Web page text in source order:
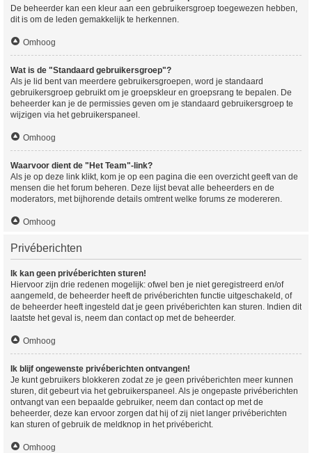
De beheerder kan een kleur aan een gebruikersgroep toegewezen hebben,
dit is om de leden gemakkelijk te herkennen.
Omhoog
Wat is de "Standaard gebruikersgroep"?
Als je lid bent van meerdere gebruikersgroepen, word je standaard
gebruikersgroep gebruikt om je groepskleur en groepsrang te bepalen. De
beheerder kan je de permissies geven om je standaard gebruikersgroep te
wijzigen via het gebruikerspaneel.
Omhoog
Waarvoor dient de "Het Team"-link?
Als je op deze link klikt, kom je op een pagina die een overzicht geeft van de
mensen die het forum beheren. Deze lijst bevat alle beheerders en de
moderators, met bijhorende details omtrent welke forums ze modereren.
Omhoog
Privéberichten
Ik kan geen privéberichten sturen!
Hiervoor zijn drie redenen mogelijk: ofwel ben je niet geregistreerd en/of
aangemeld, de beheerder heeft de privéberichten functie uitgeschakeld, of
de beheerder heeft ingesteld dat je geen privéberichten kan sturen. Indien dit
laatste het geval is, neem dan contact op met de beheerder.
Omhoog
Ik blijf ongewenste privéberichten ontvangen!
Je kunt gebruikers blokkeren zodat ze je geen privéberichten meer kunnen
sturen, dit gebeurt via het gebruikerspaneel. Als je ongepaste privéberichten
ontvangt van een bepaalde gebruiker, neem dan contact op met de
beheerder, deze kan ervoor zorgen dat hij of zij niet langer privéberichten
kan sturen of gebruik de meldknop in het privébericht.
Omhoog